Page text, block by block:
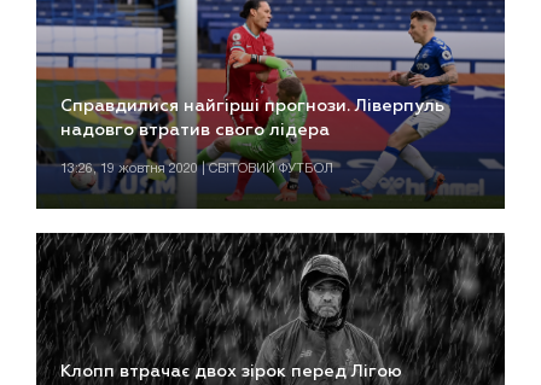
Справдилися найгірші прогнози. Ліверпуль
надовго втратив свого лідера
13:26, 19 жовтня 2020 | СВІТОВИЙ ФУТБОЛ
Клопп втрачає двох зірок перед Лігою